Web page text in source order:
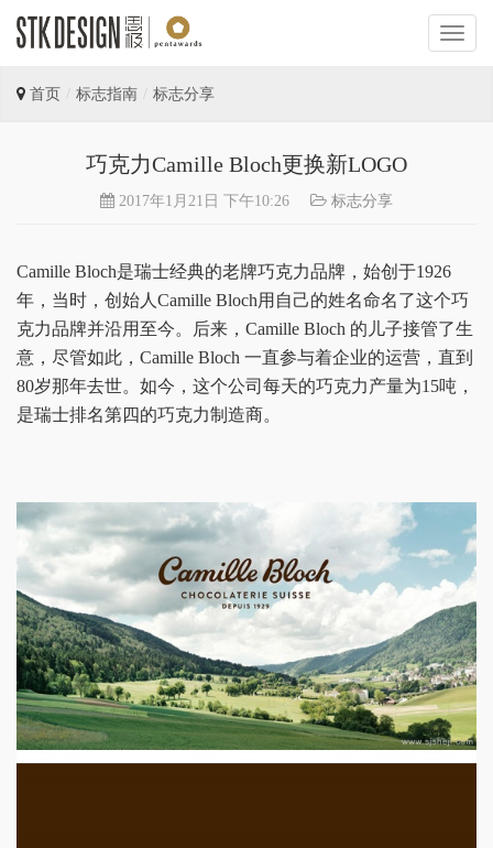
首页 标志指南 标志分享
巧克力Camille Bloch更换新LOGO
2017年1月21日 下午10:26 标志分享
Camille Bloch是瑞士经典的老牌巧克力品牌，始创于1926
年，当时，创始人Camille Bloch用自己的姓名命名了这个巧
克力品牌并沿用至今。后来，Camille Bloch 的儿子接管了生
意，尽管如此，Camille Bloch 一直参与着企业的运营，直到
80岁那年去世。如今，这个公司每天的巧克力产量为15吨，
是瑞士排名第四的巧克力制造商。